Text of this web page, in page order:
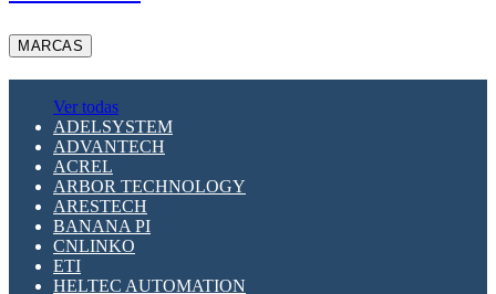
MARCAS
Ver todas
ADELSYSTEM
ADVANTECH
ACREL
ARBOR TECHNOLOGY
ARESTECH
BANANA PI
CNLINKO
ETI
HELTEC AUTOMATION